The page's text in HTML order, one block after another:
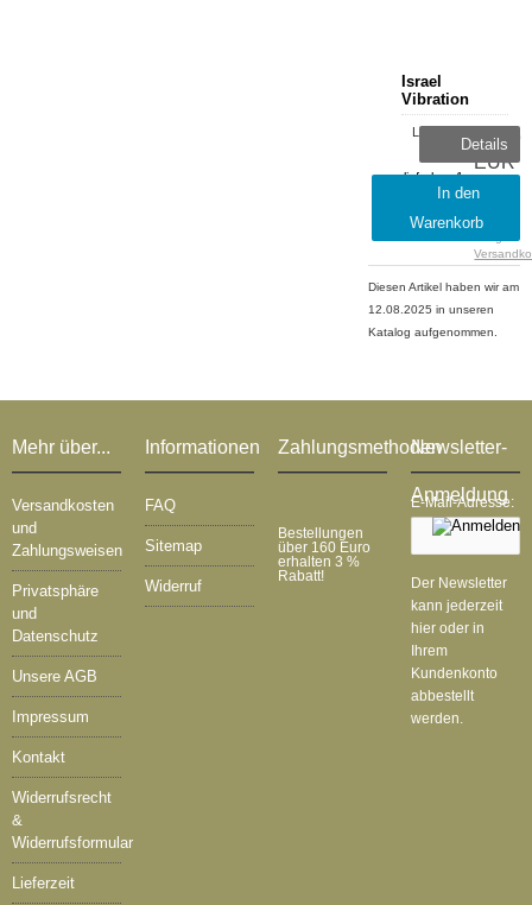
Israel
Vibration
Lieferzeit:
sofort
lieferbar, 1-
2 Tage
36,29
EUR
MwSt.
Details
In den
Warenkorb
Diesen Artikel haben wir am
12.08.2025 in unseren
Katalog aufgenommen.
Mehr über...
Versandkosten
und
Zahlungsweisen
Privatsphäre
und
Datenschutz
Unsere AGB
Impressum
Kontakt
Widerrufsrecht
&
Widerrufsformular
Lieferzeit
Informationen
FAQ
Sitemap
Widerruf
Zahlungsmethoden
Bestellungen
über 160 Euro
erhalten 3 %
Rabatt!
Newsletter-
Anmeldung
E-Mail-Adresse:
Der Newsletter
kann jederzeit
hier oder in
Ihrem
Kundenkonto
abbestellt
werden.